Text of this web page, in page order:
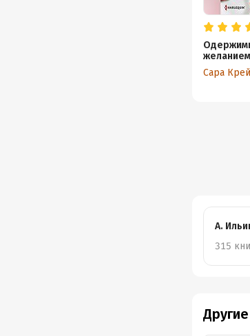
желанием
Сара
А.
315